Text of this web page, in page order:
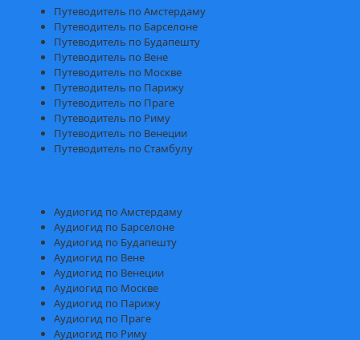
Путеводитель по Амстердаму
Путеводитель по Барселоне
Путеводитель по Будапешту
Путеводитель по Вене
Путеводитель по Москве
Путеводитель по Парижу
Путеводитель по Праге
Путеводитель по Риму
Путеводитель по Венеции
Путеводитель по Стамбулу
Аудиогид по Амстердаму
Аудиогид по Барселоне
Аудиогид по Будапешту
Аудиогид по Вене
Аудиогид по Венеции
Аудиогид по Москве
Аудиогид по Парижу
Аудиогид по Праге
Аудиогид по Риму